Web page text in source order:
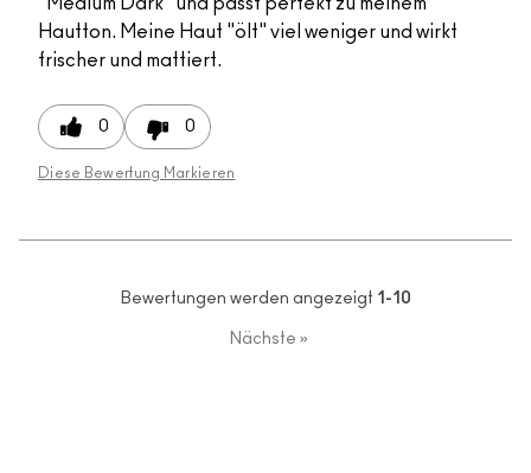
Hautton. Meine Haut "ölt" viel weniger und wirkt
frischer und mattiert.
0 0
Diese Bewertung Markieren
Bewertungen werden angezeigt 1-10
Nächste »